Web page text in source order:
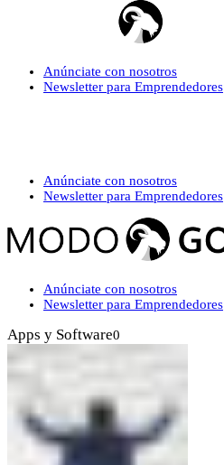
Anúnciate con nosotros
Newsletter para Emprendedores
Anúnciate con nosotros
Newsletter para Emprendedores
Anúnciate con nosotros
Newsletter para Emprendedores
Apps y Software0